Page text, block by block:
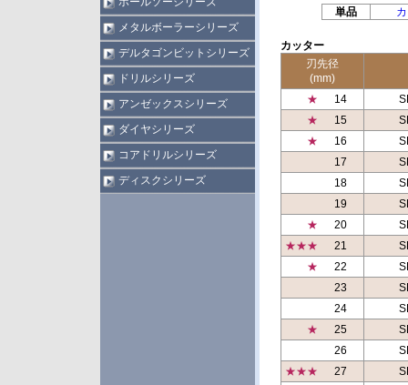
メタルボーラーシリーズ
デルタゴンビットシリーズ
ドリルシリーズ
アンゼックスシリーズ
ダイヤシリーズ
コアドリルシリーズ
ディスクシリーズ
単品
カッター
刃先径
(mm)
★
14
★
15
★
16
17
18
19
★
20
★★★
21
★
22
23
24
★
25
26
★★★
27